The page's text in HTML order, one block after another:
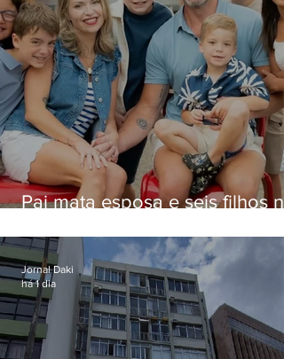
Pai mata esposa e seis filhos
Jornal Daki
há 1 dia